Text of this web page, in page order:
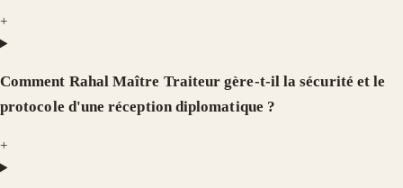
+
Comment Rahal Maître Traiteur gère-t-il la sécurité et le
protocole d'une réception diplomatique ?
+